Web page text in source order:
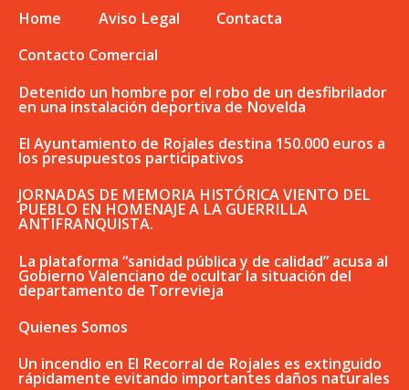
Home Aviso Legal
Contacta
Contacto Comercial
Detenido un hombre por el robo de un desfibrilador
en una instalación deportiva de Novelda
El Ayuntamiento de Rojales destina 150.000 euros a
los presupuestos participativos
JORNADAS DE MEMORIA HISTÓRICA VIENTO DEL
PUEBLO EN HOMENAJE A LA GUERRILLA
ANTIFRANQUISTA.
La plataforma “sanidad pública y de calidad” acusa al
Gobierno Valenciano de ocultar la situación del
departamento de Torrevieja
Quienes Somos
Un incendio en El Recorral de Rojales es extinguido
rápidamente evitando importantes daños naturales